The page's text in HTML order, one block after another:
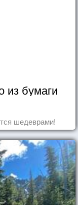
из бумаги
шедеврами!